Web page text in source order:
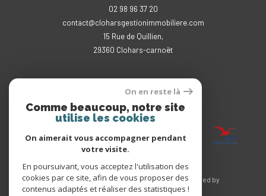
02 98 96 37 20
contact@cloharsgestionimmobiliere.com
15 Rue de Quillien,
29360
clohars-carnoët
Adhérents
© 2026 | Tous droits réservés | Traduction powered by
Google |
On en reste là
Comme beaucoup, notre site
utilise les cookies
On aimerait vous accompagner pendant
votre visite.
En poursuivant, vous acceptez l'utilisation des
cookies par ce site, afin de vous proposer des
contenus adaptés et réaliser des statistiques !